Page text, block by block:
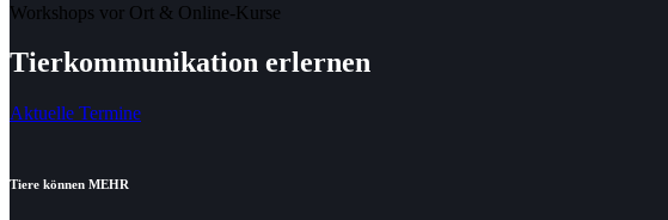
Workshops vor Ort & Online-Kurse
Tierkommunikation erlernen
Aktuelle Termine
Tiere können MEHR